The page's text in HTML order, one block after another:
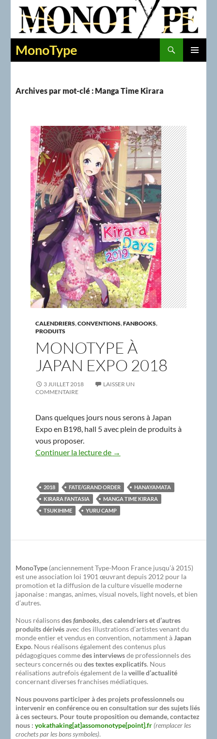
MonoType
Recherche
Archives par mot-clé : Manga Time Kirara
CALENDRIERS,CONVENTIONS,FANBOOKS,
PRODUITS
MONOTYPE À
JAPAN EXPO 2018
3 JUILLET 2018
LAISSER UN
COMMENTAIRE
Dans quelques jours nous serons à Japan
Expo en B198, hall 5 avec plein de produits à
vous proposer.
Continuer la lecture de MonoType à Japan Expo 2018
→
2018 FATE/GRAND ORDER
HANAYAMATA
KIRARA FANTASIA
MANGA TIME KIRARA
TSUKIHIME
YURU CAMP
MonoType (anciennement Type-Moon France jusqu’à 2015)
est une association loi 1901 œuvrant depuis 2012 pour la
promotion et la diffusion de la culture visuelle moderne
japonaise : mangas, animes, visual novels, light novels, et bien
d’autres.
Nous réalisonsdesfanbooks, des calendriers et d’autres
produits dérivésavec des illustrations d’artistes venant du
monde entier et vendus en convention, notamment à Japan
Expo. Nous réalisons également des contenus plus
pédagogiques commedes interviewsde professionnels des
secteurs concernés oudes textes explicatifs. Nous
réalisations autrefois également de laveille d’actualité
concernant diverses franchises médiatiques.
Nous pouvons participer à des projets professionnels ou
intervenir en conférence ou en consultation sur des sujets liés
à ces secteurs. Pour toute proposition ou demande, contactez
nous :yokathaking[at]assomonotype[point].fr (remplacer les
crochets par les bons symboles).